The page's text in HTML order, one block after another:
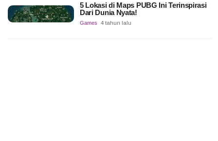
5 Lokasi di Maps PUBG Ini Terinspirasi
Dari Dunia Nyata!
Games 4 tahun lalu